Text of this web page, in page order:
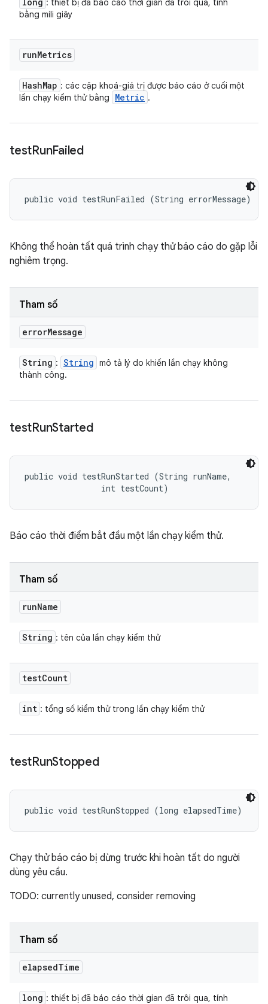
: thiết bị đã báo cáo thời gian đã trôi qua, tính
bằng mili giây
runMetrics
HashMap : các cặp khoá-giá trị được báo cáo ở cuối một
lần chạy kiểm thử bằng
Metric .
testRunFailed
public void testRunFailed (String errorMessage)
Không thể hoàn tất quá trình chạy thử báo cáo do gặp lỗi
nghiêm trọng.
Tham số
errorMessage
String : String mô tả lý do khiến lần chạy không
thành công.
testRunStarted
public void testRunStarted (String runName,
                int testCount)
Báo cáo thời điểm bắt đầu một lần chạy kiểm thử.
Tham số
runName
String : tên của lần chạy kiểm thử
testCount
int : tổng số kiểm thử trong lần chạy kiểm thử
testRunStopped
public void testRunStopped (long elapsedTime)
Chạy thử báo cáo bị dừng trước khi hoàn tất do người
dùng yêu cầu.
TODO: currently unused, consider removing
Tham số
elapsedTime
long : thiết bị đã báo cáo thời gian đã trôi qua, tính